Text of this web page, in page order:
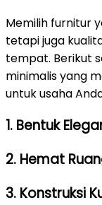
Memilih furnitur
tetapi juga
tempat. Berikut
minimalis yang
untuk usaha
1. Bentuk
2. Hemat
3. Konstruksi